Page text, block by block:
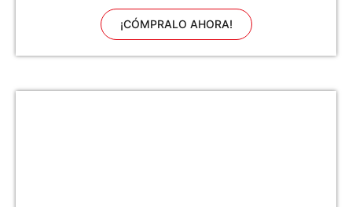
golfistas,6 porJuego
¡CÓMPRALO AHORA!